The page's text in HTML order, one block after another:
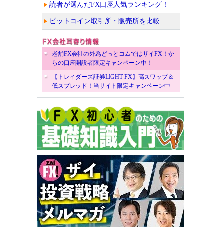
読者が選んだFX口座人気ランキング！
ビットコイン取引所・販売所を比較
老舗FX会社の外為どっとコムではザイFX！か
らの口座開設者限定キャンペーン中！
【トレイダーズ証券LIGHT FX】高スワップ＆
低スプレッド！当サイト限定キャンペーン中